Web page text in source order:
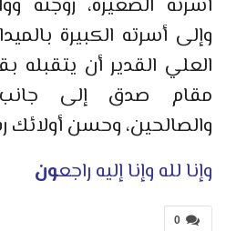
أسرته الصغيرة، زوجته
وإلى أسرته الكبيرة
العلي القدير أن يتقبله
مقام صدق إلى جانب
والصالحين، وحسن أولائك
وإنا لله وإنا إليه راجعون
0